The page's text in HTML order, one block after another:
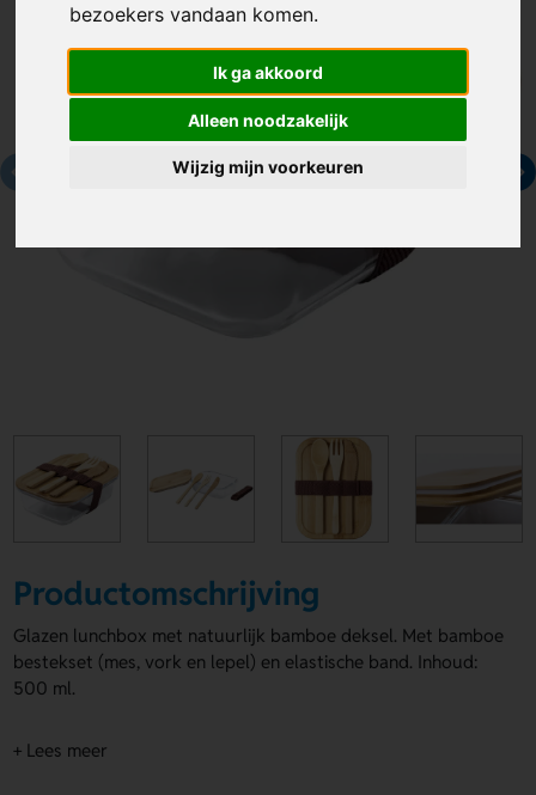
bezoekers vandaan komen.
Ik ga akkoord
Alleen noodzakelijk
Wijzig mijn voorkeuren
Productomschrijving
Glazen lunchbox met natuurlijk bamboe deksel. Met bamboe
bestekset (mes, vork en lepel) en elastische band. Inhoud:
500 ml.
+ Lees meer